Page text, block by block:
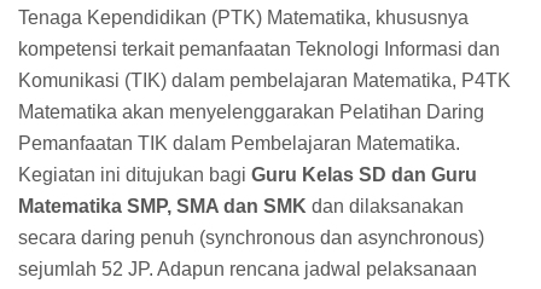
Tenaga Kependidikan (PTK) Matematika, khususnya
kompetensi terkait pemanfaatan Teknologi Informasi dan
Komunikasi (TIK) dalam pembelajaran Matematika, P4TK
Matematika akan menyelenggarakan Pelatihan Daring
Pemanfaatan TIK dalam Pembelajaran Matematika.
Kegiatan ini ditujukan bagi Guru Kelas SD dan Guru
Matematika SMP, SMA dan SMK dan dilaksanakan
secara daring penuh (synchronous dan asynchronous)
sejumlah 52 JP. Adapun rencana jadwal pelaksanaan